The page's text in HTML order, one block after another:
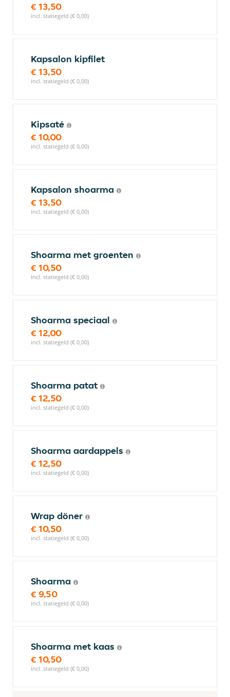
€ 13,50
incl. statiegeld (€ 0,00)
Kapsalon kipfilet
€ 13,50
incl. statiegeld (€ 0,00)
Kipsaté
€ 10,00
incl. statiegeld (€ 0,00)
Kapsalon shoarma
€ 13,50
incl. statiegeld (€ 0,00)
Shoarma met groenten
€ 10,50
incl. statiegeld (€ 0,00)
Shoarma speciaal
€ 12,00
incl. statiegeld (€ 0,00)
Shoarma patat
€ 12,50
incl. statiegeld (€ 0,00)
Shoarma aardappels
€ 12,50
incl. statiegeld (€ 0,00)
Wrap döner
€ 10,50
incl. statiegeld (€ 0,00)
Shoarma
€ 9,50
incl. statiegeld (€ 0,00)
Shoarma met kaas
€ 10,50
incl. statiegeld (€ 0,00)